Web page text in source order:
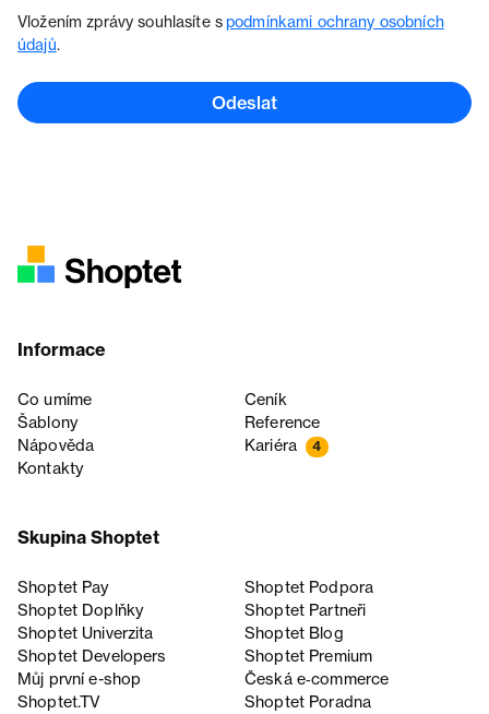
Vložením zprávy souhlasíte spodmínkami ochrany osobních
údajů.
Odeslat
Informace
Co umíme
Ceník
Šablony
Reference
Nápověda
Kariéra 4
Kontakty
Skupina Shoptet
Shoptet Pay
Shoptet Podpora
Shoptet Doplňky
Shoptet Partneři
Shoptet Univerzita
Shoptet Blog
Shoptet Developers
Shoptet Premium
Můj první e-shop
Česká e‑commerce
Shoptet.TV
Shoptet Poradna